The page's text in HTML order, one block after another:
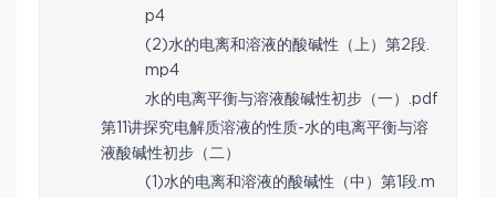
p4
(2)水的电离和溶液的酸碱性（上）第2段.
mp4
水的电离平衡与溶液酸碱性初步（一）.pdf
第11讲探究电解质溶液的性质-水的电离平衡与溶
液酸碱性初步（二）
(1)水的电离和溶液的酸碱性（中）第1段.m